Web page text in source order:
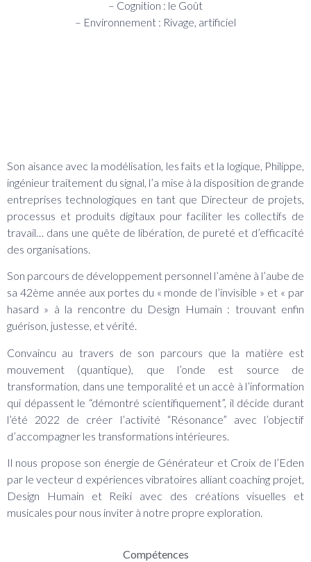
– Cognition : le Goût
– Environnement : Rivage, artificiel
Compétences
Son aisance avec la modélisation, les faits et la logique, Philippe,
ingénieur traitement du signal, l’a mise à la disposition de grande
entreprises technologiques en tant que Directeur de projets,
processus et produits digitaux pour faciliter les collectifs de
travail… dans une quête de libération, de pureté et d’efficacité
des organisations.
Son parcours de développement personnel l’amène à l’aube de
sa 42ème année aux portes du « monde de l’invisible » et « par
hasard » à la rencontre du Design Humain : trouvant enfin
guérison, justesse, et vérité.
Convaincu au travers de son parcours que la matière est
mouvement (quantique), que l’onde est source de
transformation, dans une temporalité et un accè à l’information
qui dépassent le “démontré scientifiquement”, il décide durant
l’été 2022 de créer l’activité “Résonance” avec l’objectif
d’accompagner les transformations intérieures.
Il nous propose son énergie de Générateur et Croix de l’Eden
par le vecteur d expériences vibratoires alliant coaching projet,
Design Humain et Reiki avec des créations visuelles et
musicales pour nous inviter à notre propre exploration.